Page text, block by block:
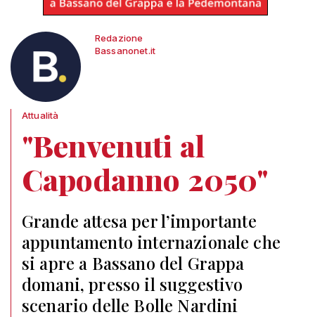
Redazione
Bassanonet.it
Attualità
"Benvenuti al
Capodanno 2050"
Grande attesa per l’importante
appuntamento internazionale che
si apre a Bassano del Grappa
domani, presso il suggestivo
scenario delle Bolle Nardini